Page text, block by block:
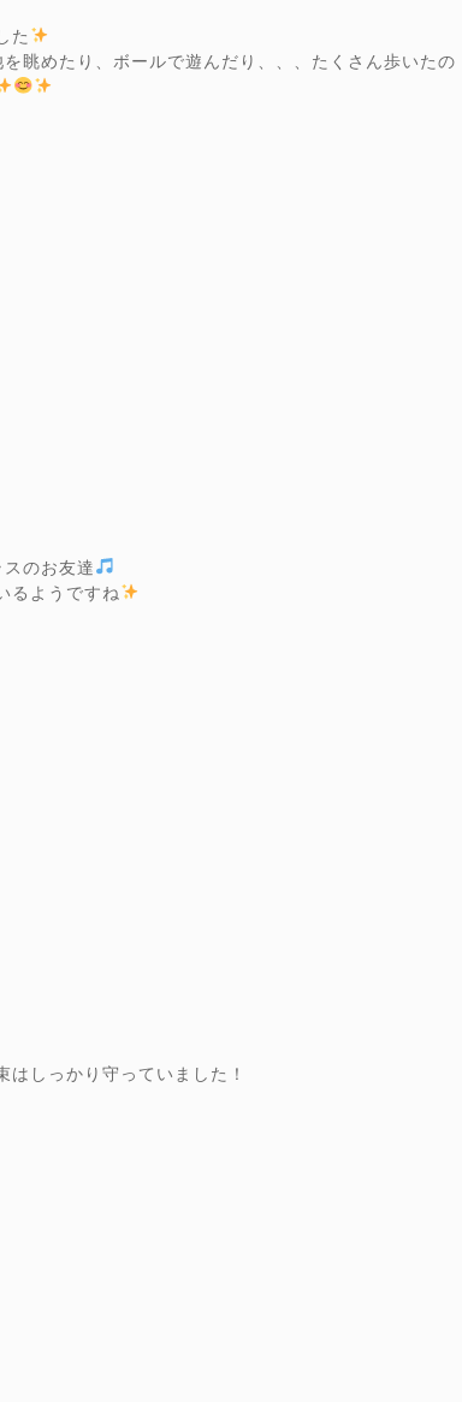
た
眺めたり、ボールで遊んだり、、、たくさん歩いたの
のお友達
るようですね
はしっかり守っていました！